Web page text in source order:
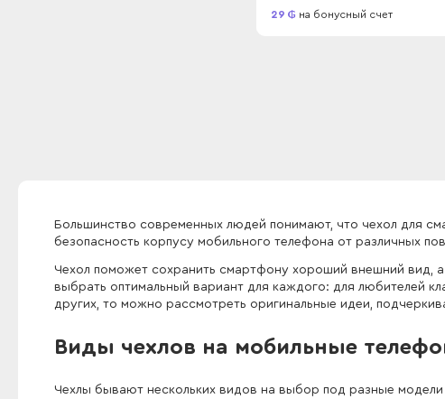
29 на бонусный счет
Большинство современных людей понимают, что чехол для
безопасность корпусу мобильного телефона от различных
Чехол поможет сохранить смартфону хороший внешний вид,
выбрать оптимальный вариант для каждого: для любителей
других, то можно рассмотреть оригинальные идеи,
Виды чехлов на мобильные
Чехлы бывают нескольких видов на выбор под разные